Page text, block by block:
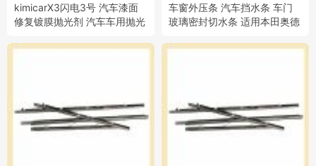
kimicarX3闪电3号 汽车漆面
修复镀膜抛光剂 汽车车用抛光
车窗外压条 汽车挡水条 车门
玻璃密封切水条 适用本田奥德